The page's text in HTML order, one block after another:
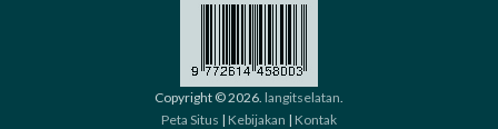
Copyright © 2026. langitselatan
Peta Situs | Kebijakan | Kontak